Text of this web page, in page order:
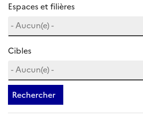
Espaces et filières
Cibles
Rechercher